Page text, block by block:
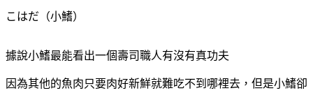
こはだ（小鰭）
據說小鰭最能看出一個壽司職人有沒有真功夫
因為其他的魚肉只要肉好新鮮就難吃不到哪裡去，但是小鰭卻